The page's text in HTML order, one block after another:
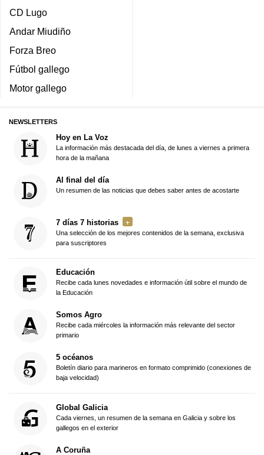
CD Lugo
Andar Miudiño
Forza Breo
Fútbol gallego
Motor gallego
NEWSLETTERS
Hoy en La Voz
La información más destacada del día, de lunes a viernes a primera
hora de la mañana
Al final del día
Un resumen de las noticias que debes saber antes de acostarte
7 días 7 historias
Una selección de los mejores contenidos de la semana, exclusiva
para suscriptores
Educación
Recibe cada lunes novedades e información útil sobre el mundo de
la Educación
Somos Agro
Recibe cada miércoles la información más relevante del sector
primario
5 océanos
Boletín diario para marineros en formato comprimido (conexiones de
baja velocidad)
Global Galicia
Cada viernes, un resumen de la semana en Galicia y sobre los
gallegos en el exterior
A Coruña